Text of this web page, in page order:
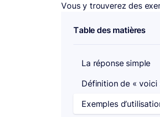
Vous y trouverez des
Table des matières
La réponse simple
Définition de « voici
Exemples